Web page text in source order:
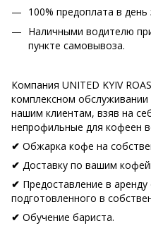
100% предоплата в
Наличными водителю
пункте самовывоза.
Компания UNITED KYIV
комплексном
нашим клиентам, взяв на
непрофильные для кофеен
✔ Обжарка кофе на
✔ Доставку по вашим
✔ Предоставление в
подготовленного в
✔ Обучение бариста.